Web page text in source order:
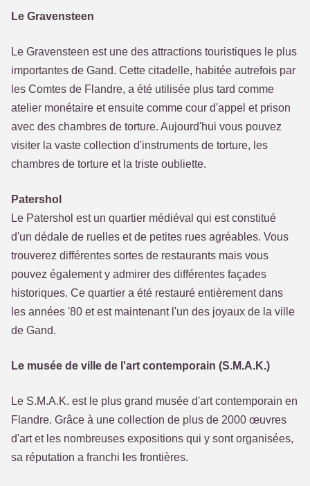
Le Gravensteen
Le Gravensteen est une des attractions touristiques le plus
importantes de Gand. Cette citadelle, habitée autrefois par
les Comtes de Flandre, a été utilisée plus tard comme
atelier monétaire et ensuite comme cour d'appel et prison
avec des chambres de torture. Aujourd'hui vous pouvez
visiter la vaste collection d'instruments de torture, les
chambres de torture et la triste oubliette.
Patershol
Le Patershol est un quartier médiéval qui est constitué
d'un dédale de ruelles et de petites rues agréables. Vous
trouverez différentes sortes de restaurants mais vous
pouvez également y admirer des différentes façades
historiques. Ce quartier a été restauré entièrement dans
les années '80 et est maintenant l'un des joyaux de la ville
de Gand.
Le musée de ville de l'art contemporain (S.M.A.K.)
Le S.M.A.K. est le plus grand musée d'art contemporain en
Flandre. Grâce à une collection de plus de 2000 œuvres
d'art et les nombreuses expositions qui y sont organisées,
sa réputation a franchi les frontières.